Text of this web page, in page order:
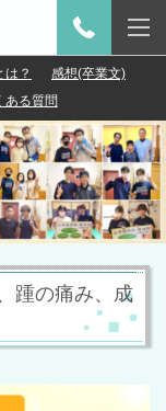
は？
感想(卒業文)
ある質問
踵の痛み、成